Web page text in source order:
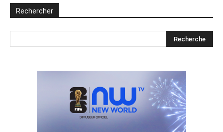
Rechercher